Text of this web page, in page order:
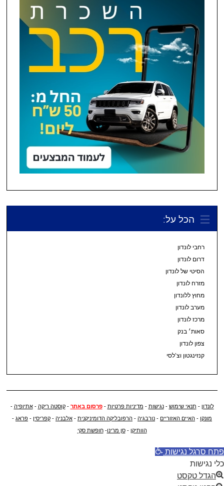
הכל על:
רחבי לונדון
דרום לונדון
הסיטי של לונדון
מזרח לונדון
מחוץ ללונדון
מערב לונדון
מרכז לונדון
סאות׳ בנק
צפון לונדון
קנזינגטון וצ’לסי
לונדון - תנאי שימוש -נגישות - מדיניות פרטיות -פרסום באתר -קוסטה ריקה -אתיופיה -
מונקו - האיים האזוריים - נורבגיה - הרפובליקה הדומיניקנית - אלבניה - קפריסין - פראג -
הוותיקן -סן מרינו-חופשת סקי
פתח סרגל נגישות
כלי נגישות
הגדל טקסט